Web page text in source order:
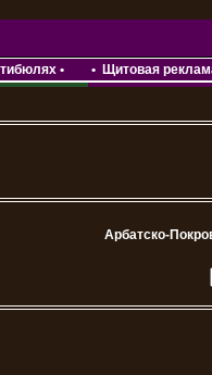
• • Щитовая
Арбатско-